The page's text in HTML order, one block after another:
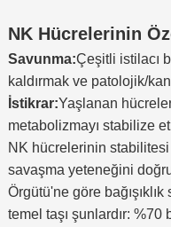
NK Hücrelerinin
Savunma:Çeşitli istilacı
kaldırmak ve patolojik/
İstikrar:Yaşlanan
metabolizmayı stabilize
NK hücrelerinin stabilitesi
savaşma yeteneğini
Örgütü'ne göre
temel taşı şunlardır: